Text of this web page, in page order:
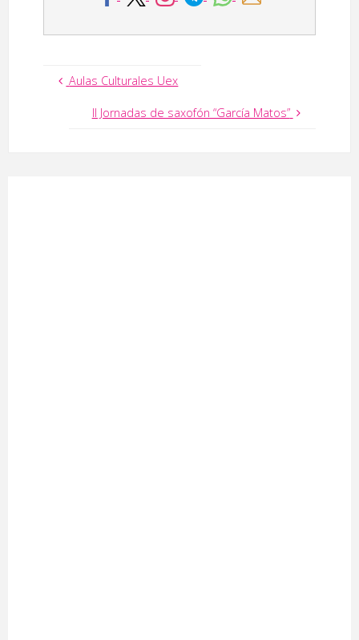
Aulas Culturales Uex
II Jornadas de saxofón “García Matos”